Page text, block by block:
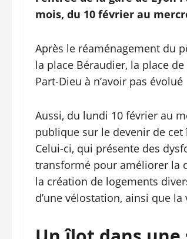
mois, du 10 février au
Après le réaménagement du
la place Béraudier, la place
Part-Dieu à n’avoir pas évolué
Aussi, du lundi 10 février au
publique sur le devenir de
Celui-ci, qui présente des
transformé pour améliorer la
la création de logements
d’une vélostation, ainsi que